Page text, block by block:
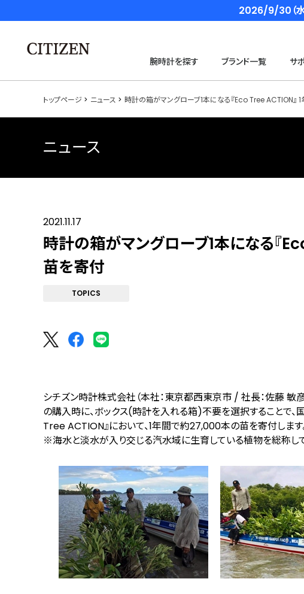
2026/9/30（水
腕時計を探す ブランド一覧 サ
トップページ ニュース 時計の箱がマングローブ1本になる『Eco Tree ACTION
ニュース
2021.11.17
時計の箱がマングローブ1本になる『
苗を寄付
TOPICS
シチズン時計株式会社（本社：東京都西東京市 / 社長：佐藤 敏
の購入時に、ボックス(時計を入れる箱)不要を選択することで、
Tree ACTION』において、1年間で約27,000本の苗を寄付します
※海水と淡水が入り交じる汽水域に生育している植物を総称して